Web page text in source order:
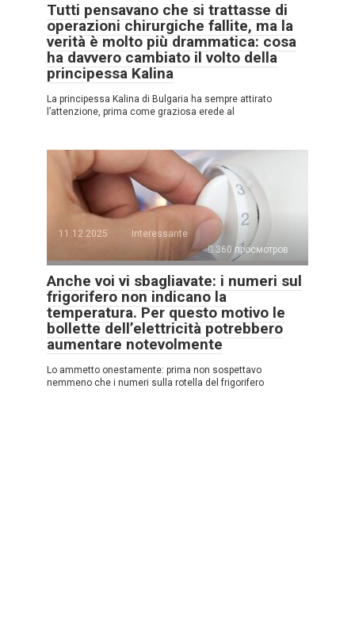
Tutti pensavano che si trattasse di
operazioni chirurgiche fallite, ma la
verità è molto più drammatica: cosa
ha davvero cambiato il volto della
principessa Kalina
La principessa Kalina di Bulgaria ha sempre attirato
l’attenzione, prima come graziosa erede al
11.12.2025
Interessante
360 просмотров
Anche voi vi sbagliavate: i numeri sul
frigorifero non indicano la
temperatura. Per questo motivo le
bollette dell’elettricità potrebbero
aumentare notevolmente
Lo ammetto onestamente: prima non sospettavo
nemmeno che i numeri sulla rotella del frigorifero